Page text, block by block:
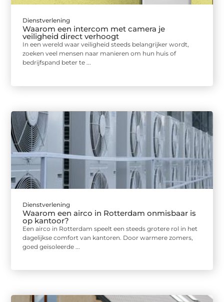
Dienstverlening
Waarom een intercom met camera je
veiligheid direct verhoogt
In een wereld waar veiligheid steeds belangrijker wordt,
zoeken veel mensen naar manieren om hun huis of
bedrijfspand beter te ...
Dienstverlening
Waarom een airco in Rotterdam onmisbaar is
op kantoor?
Een airco in Rotterdam speelt een steeds grotere rol in het
dagelijkse comfort van kantoren. Door warmere zomers,
goed geïsoleerde ...